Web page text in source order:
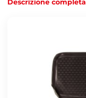
Descrizione completa